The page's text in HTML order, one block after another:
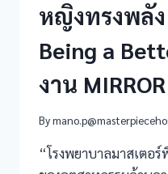
หญิงทรงพลั
Being a
งาน
By
“โรงพยาบาลมาสเตอ